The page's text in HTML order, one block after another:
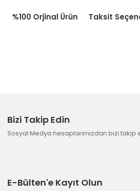
%100 Orjinal Ürün Taksit
Bizi Takip Edin
Sosyal Medya hesaplarımızdan bizi takip
E-Bülten'e Kayıt Olun